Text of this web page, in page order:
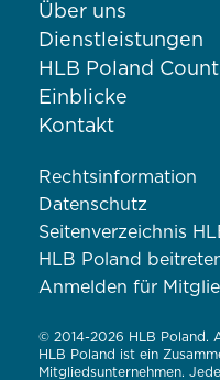
Über uns
Dienstleistungen
HLB Poland
Einblicke
Kontakt
Rechtsinformation
Datenschutz
Seitenverzeichnis
HLB Poland
Anmelden für
© 2014-2026 HLB Poland.
HLB Poland ist ein
Mitgliedsunternehmen.